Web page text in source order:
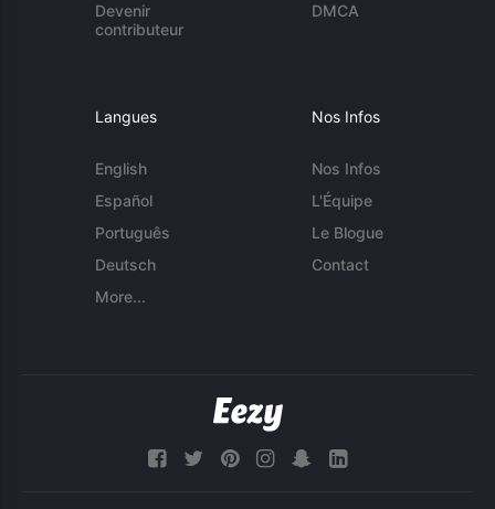
Devenir
contributeur
DMCA
Langues
English
Español
Português
Deutsch
More...
Nos Infos
Nos Infos
L'Équipe
Le Blogue
Contact